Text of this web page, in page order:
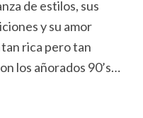
de estilos, sus
y su amor
rica pero tan
los añorados 90’s…